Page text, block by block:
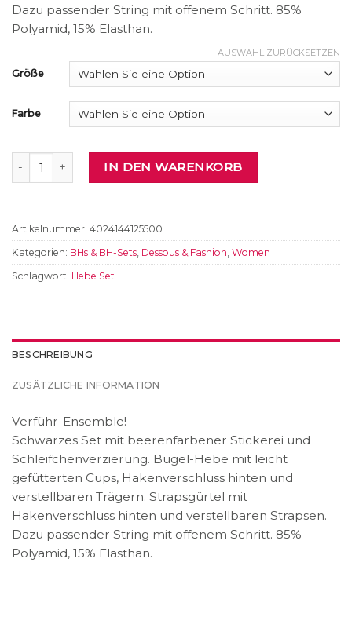
Dazu passender String mit offenem Schritt. 85%
Polyamid, 15% Elasthan.
Größe
Farbe
AUSWAHL ZURÜCKSETZEN
Hebe-Set MengeIN DEN WARENKORB
Artikelnummer: 4024144125500
Kategorien: BHs & BH-Sets Dessous & Fashion Women
Schlagwort: Hebe Set
BESCHREIBUNG
ZUSÄTZLICHE INFORMATION
Verführ-Ensemble!
Schwarzes Set mit beerenfarbener Stickerei und
Schleifchenverzierung. Bügel-Hebe mit leicht
gefütterten Cups, Hakenverschluss hinten und
verstellbaren Trägern. Strapsgürtel mit
Hakenverschluss hinten und verstellbaren Strapsen.
Dazu passender String mit offenem Schritt. 85%
Polyamid, 15% Elasthan.